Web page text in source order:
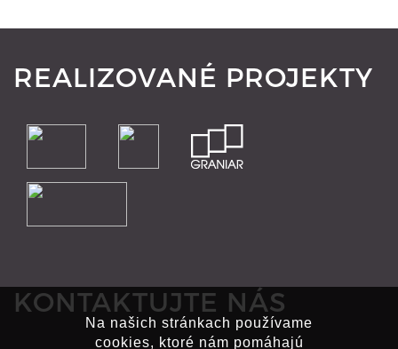
REALIZOVANÉ PROJEKTY
KONTAKTUJTE NÁS
Na našich stránkach používame
cookies, ktoré nám pomáhajú